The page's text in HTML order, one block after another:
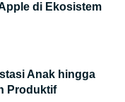
di Ekosistem
Anak hingga
Produktif